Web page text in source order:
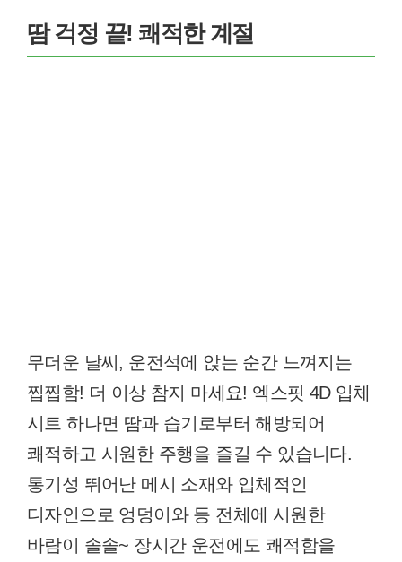
땀 걱정 끝! 쾌적한 계절
무더운 날씨, 운전석에 앉는 순간 느껴지는
찝찝함! 더 이상 참지 마세요! 엑스핏 4D 입체
시트 하나면 땀과 습기로부터 해방되어
쾌적하고 시원한 주행을 즐길 수 있습니다.
통기성 뛰어난 메시 소재와 입체적인
디자인으로 엉덩이와 등 전체에 시원한
바람이 솔솔~ 장시간 운전에도 쾌적함을